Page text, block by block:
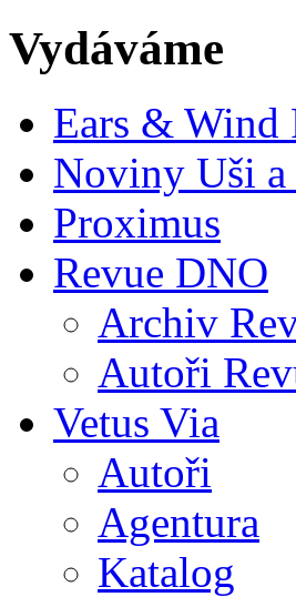
Vydáváme
Ears & Wind
Noviny Uši
Proximus
Revue DNO
Archiv
Autoři
Vetus Via
Autoři
Agentura
Katalog